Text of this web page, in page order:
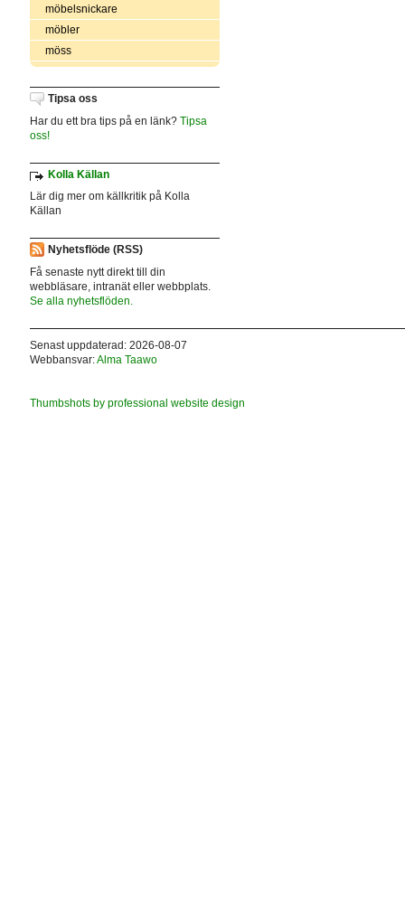
möbelsnickare
möbler
möss
Tipsa oss
Har du ett bra tips på en länk? Tipsa
oss!
Kolla Källan
Lär dig mer om källkritik på Kolla
Källan
Nyhetsflöde (RSS)
Få senaste nytt direkt till din
webbläsare, intranät eller webbplats.
Se alla nyhetsflöden.
Senast uppdaterad: 2026-08-07
Webbansvar:Alma Taawo
Thumbshots by professional website design